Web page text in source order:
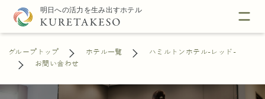
グループトップ ホテル一覧
ハミルトンホテル-レッド-
お問い合わせ